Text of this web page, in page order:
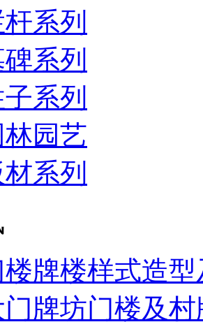
系列
系列
系列
园艺
系列
牌楼样式造
牌坊门楼及